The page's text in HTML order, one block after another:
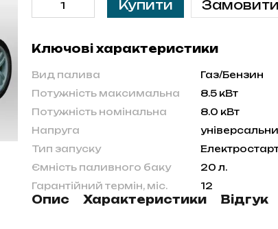
Купити
Ключові характеристики
Вид палива
Газ/Бензин
Потужність максимальна
8.5 кВт
Потужність номінальна
8.0 кВт
Напруга
Тип запуску
Ємність паливного баку
20 л.
Гарантійний термін, міс.
12
Опис Характеристики Відгук